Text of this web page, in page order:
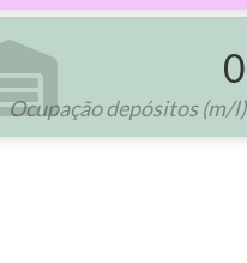
0
Ocupação depósitos (m/l)